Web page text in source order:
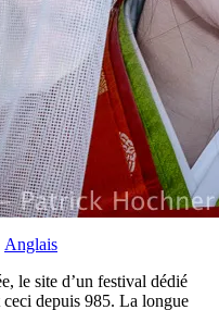
Anglais
le site d’un festival dédié
depuis 985. La longue